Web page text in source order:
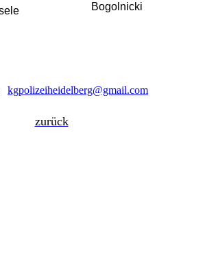
Bogolnicki
kgpolizeiheidelberg@gmail.com
zurück